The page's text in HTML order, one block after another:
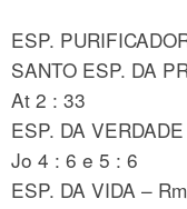
ESP.
SANTO ESP. DA
At 2 : 33
ESP. DA
Jo 4 : 6 e 5 : 6
ESP. DA VIDA –